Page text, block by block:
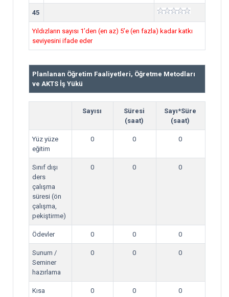
45
Yıldızların sayısı 1’den (en az) 5’e (en fazla) kadar katkı
seviyesini ifade eder
Planlanan Öğretim Faaliyetleri, Öğretme Metodları
ve AKTS İş Yükü
Sayısı
Süresi
(saat)
Sayı*Süre
(saat)
Yüz yüze
eğitim
0 0 0
Sınıf dışı
ders
çalışma
süresi (ön
çalışma,
pekiştirme)
0 0 0
Ödevler 0 0 0
Sunum /
Seminer
hazırlama
0 0 0
Kısa
0 0 0